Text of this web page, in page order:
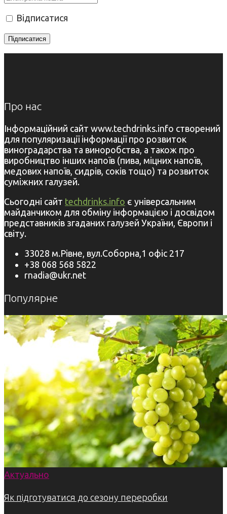
Відписатися
Про нас
Інформаційний сайт www.techdrinks.info створений
для популяризації інформації про розвиток
виноградарства та виноробства, а також про
виробництво інших напоїв (пива, міцних напоїв,
медових напоїв, сидрів, соків тощо) та розвиток
суміжних галузей.
Сьогодні сайт techdrinks.info є універсальним
майданчиком для обміну інформацією і досвідом
представників згаданих галузей України, Європи і
світу.
33028 м.Рівне, вул.Соборна,1 офіс 217
+38 068 568 5822
rnadia@ukr.net
Популярне
Актуально
Як підготуватися до сезону переробки